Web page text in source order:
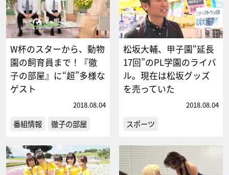
W杯のスターから、動物
園の飼育員まで！『徹
子の部屋』に“超”多様な
ゲスト
2018.08.04
番組情報 徹子の部屋
松坂大輔、甲子園“延長
17回”のPL学園のライバ
ル。現在は松坂グッズ
を売っていた
2018.08.04
スポーツ